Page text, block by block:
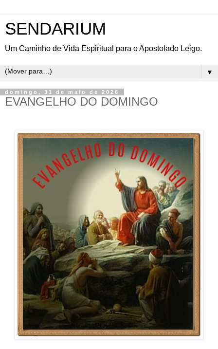
SENDARIUM
Um Caminho de Vida Espiritual para o Apostolado Leigo.
▼
domingo, 31 de maio de 2026
EVANGELHO DO DOMINGO